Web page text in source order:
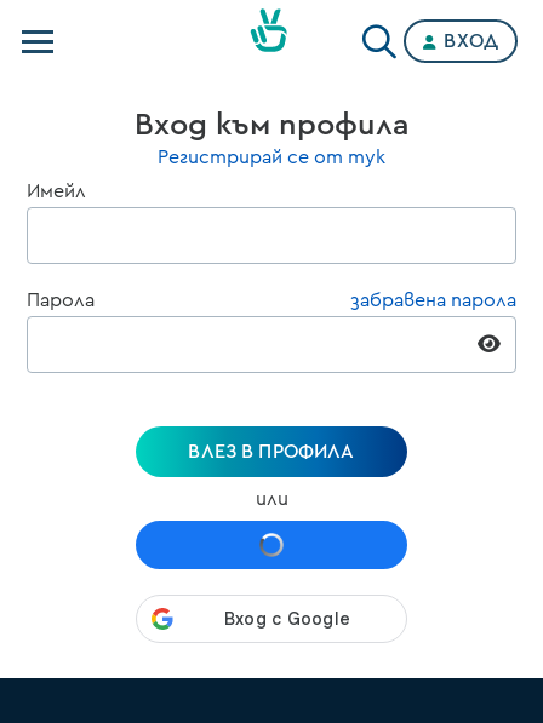
Категории
ВХОД
Вход към профила
Регистрирай се от тук
Имейл
Парола забравена парола
ВЛЕЗ В ПРОФИЛА
или